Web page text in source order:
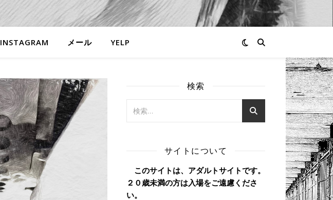
INSTAGRAM メール YELP
検索
サイトについて
このサイトは、アダルトサイトです。
２０歳未満の方は入場をご遠慮くださ
い。